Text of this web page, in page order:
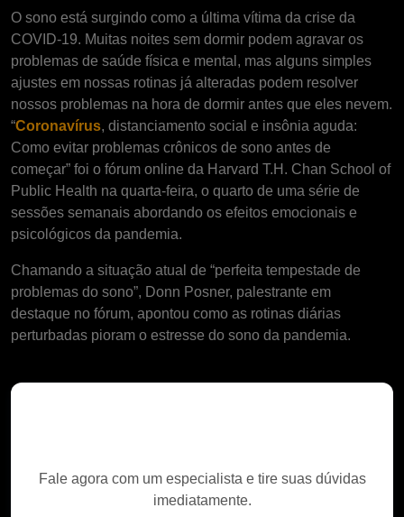
O sono está surgindo como a última vítima da crise da
COVID-19. Muitas noites sem dormir podem agravar os
problemas de saúde física e mental, mas alguns simples
ajustes em nossas rotinas já alteradas podem resolver
nossos problemas na hora de dormir antes que eles nevem.
“Coronavírus, distanciamento social e insônia aguda:
Como evitar problemas crônicos de sono antes de
começar” foi o fórum online da Harvard T.H. Chan School of
Public Health na quarta-feira, o quarto de uma série de
sessões semanais abordando os efeitos emocionais e
psicológicos da pandemia.
Chamando a situação atual de “perfeita tempestade de
problemas do sono”, Donn Posner, palestrante em
destaque no fórum, apontou como as rotinas diárias
perturbadas pioram o estresse do sono da pandemia.
Fale agora com um especialista e tire suas dúvidas
imediatamente.